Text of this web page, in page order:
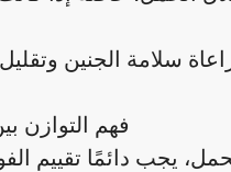
فهم التوازن